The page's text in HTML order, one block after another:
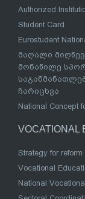
Authorized
Student Card
Eurostudent
მაღალი
მონაწილე
ჩარიცხვა
National Concept
VOCATIONAL
Strategy for
Vocational
National